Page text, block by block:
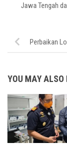
Jawa Tengah
Perbaikan
YOU MAY ALSO